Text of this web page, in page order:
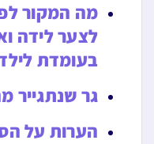
מה המקור
לצער לידה
בעומדת
גר שנתגייר
הערות על